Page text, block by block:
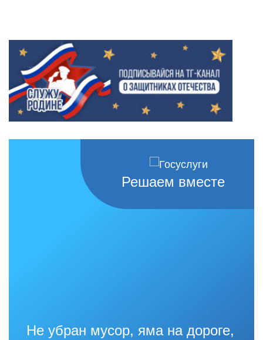
Решаем вместе
Не убран мусор, яма на дороге,